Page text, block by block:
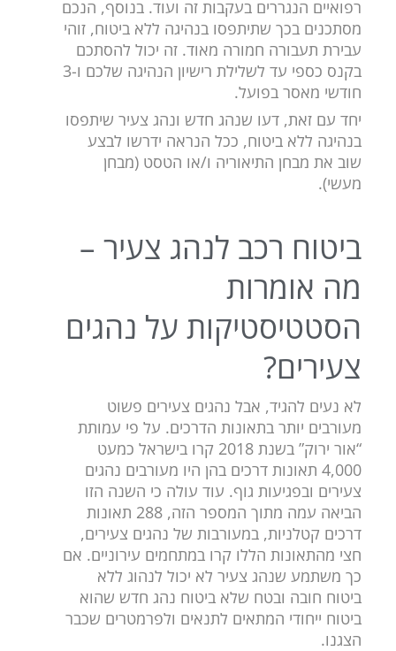
רפואיים הנגררים בעקבות זה ועוד. בנוסף, הנכם
מסתכנים בכך שתיתפסו בנהיגה ללא ביטוח, זוהי
עבירת תעבורה חמורה מאוד. זה יכול להסתכם
בקנס כספי עד לשלילת רישיון הנהיגה שלכם ו-3
חודשי מאסר בפועל.
יחד עם זאת, דעו שנהג חדש ונהג צעיר שיתפסו
בנהיגה ללא ביטוח, ככל הנראה ידרשו לבצע
שוב את מבחן התיאוריה ו/או הטסט (מבחן
מעשי).
ביטוח רכב לנהג צעיר –
מה אומרות
הסטטיסטיקות על נהגים
צעירים?
לא נעים להגיד, אבל נהגים צעירים פשוט
מעורבים יותר בתאונות הדרכים. על פי עמותת
“אור ירוק” בשנת 2018 קרו בישראל כמעט
4,000 תאונות דרכים בהן היו מעורבים נהגים
צעירים ובפגיעות גוף. עוד עולה כי השנה הזו
הביאה עמה מתוך המספר הזה, 288 תאונות
דרכים קטלניות, במעורבות של נהגים צעירים,
חצי מהתאונות הללו קרו במתחמים עירוניים. אם
כך משתמע שנהג צעיר לא יכול לנהוג ללא
ביטוח חובה ובטח שלא ביטוח נהג חדש שהוא
ביטוח ייחודי המתאים לתנאים ולפרמטרים שכבר
הצגנו.